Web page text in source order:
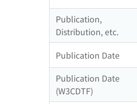
Publication,
Distribution, etc.
Publication Date
Publication Date
(W3CDTF)